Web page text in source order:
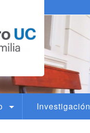
Investigación